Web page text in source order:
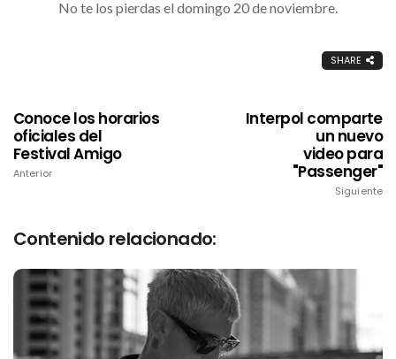
No te los pierdas el domingo 20 de noviembre.
SHARE
Conoce los horarios
oficiales del
Festival Amigo
Anterior
Interpol comparte
un nuevo
video para
"Passenger"
Siguiente
Contenido relacionado: